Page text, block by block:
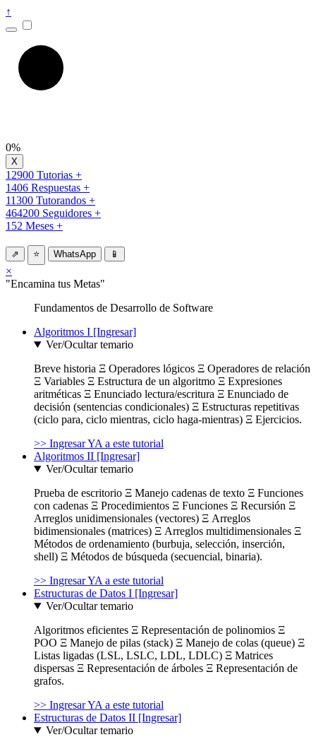
↑
0%
12900 Tutorias +
1406 Respuestas +
11300 Tutorandos +
464200 Seguidores +
152 Meses +
⇗ ⭐ WhatsApp 📱
×
"Encamina tus Metas"
Fundamentos de Desarrollo de Software
Algoritmos I [Ingresar]
Ver/Ocultar temario
Breve historia Ξ Operadores lógicos Ξ Operadores de relación
Ξ Variables Ξ Estructura de un algoritmo Ξ Expresiones
aritméticas Ξ Enunciado lectura/escritura Ξ Enunciado de
decisión (sentencias condicionales) Ξ Estructuras repetitivas
(ciclo para, ciclo mientras, ciclo haga-mientras) Ξ Ejercicios.
>> Ingresar YA a este tutorial
Algoritmos II [Ingresar]
Ver/Ocultar temario
Prueba de escritorio Ξ Manejo cadenas de texto Ξ Funciones
con cadenas Ξ Procedimientos Ξ Funciones Ξ Recursión Ξ
Arreglos unidimensionales (vectores) Ξ Arreglos
bidimensionales (matrices) Ξ Arreglos multidimensionales Ξ
Métodos de ordenamiento (burbuja, selección, inserción,
shell) Ξ Métodos de búsqueda (secuencial, binaria).
>> Ingresar YA a este tutorial
Estructuras de Datos I [Ingresar]
Ver/Ocultar temario
Algoritmos eficientes Ξ Representación de polinomios Ξ
POO Ξ Manejo de pilas (stack) Ξ Manejo de colas (queue) Ξ
Listas ligadas (LSL, LSLC, LDL, LDLC) Ξ Matrices
dispersas Ξ Representación de árboles Ξ Representación de
grafos.
>> Ingresar YA a este tutorial
Estructuras de Datos II [Ingresar]
Ver/Ocultar temario